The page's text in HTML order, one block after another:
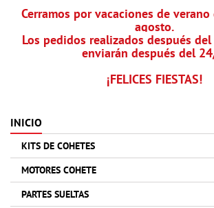
Cerramos por vacaciones de
agosto.
Los pedidos realizados después
enviarán después del
¡FELICES FIESTAS!
INICIO
KITS DE COHETES
MOTORES COHETE
PARTES SUELTAS